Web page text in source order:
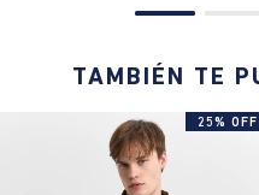
TAMBIÉN TE
25% OFF